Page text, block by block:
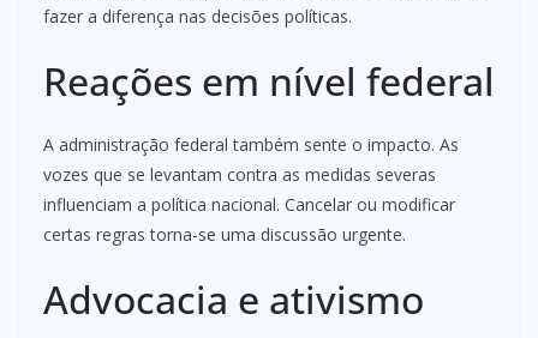
fazer a diferença nas decisões políticas.
Reações em nível federal
A administração federal também sente o impacto. As
vozes que se levantam contra as medidas severas
influenciam a política nacional. Cancelar ou modificar
certas regras torna-se uma discussão urgente.
Advocacia e ativismo